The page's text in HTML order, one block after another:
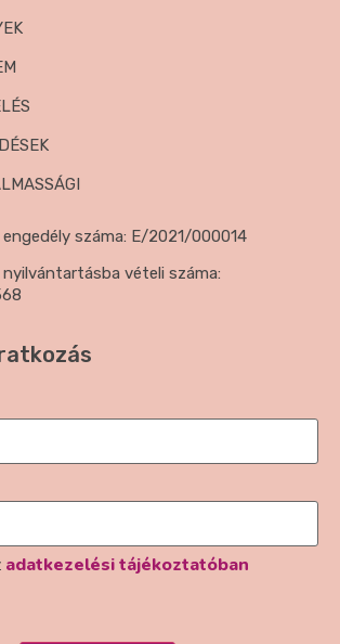
száma: E/2021/000014
vételi száma:
adatkezelési tájékoztatóban